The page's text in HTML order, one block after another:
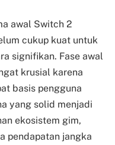
awal Switch 2
cukup kuat untuk
signifikan. Fase awal
krusial karena
basis pengguna
yang solid menjadi
ekosistem gim,
pendapatan jangka